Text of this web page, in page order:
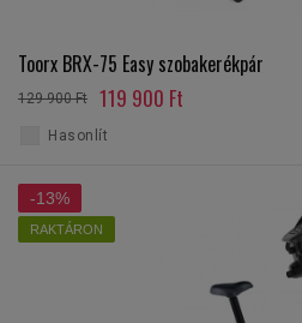
Toorx BRX-75 Easy szobakerékpár
129 900 Ft 119 900 Ft
Hasonlít
-13%
RAKTÁRON